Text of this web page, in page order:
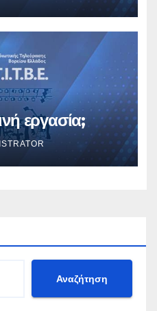
εργασία;
Αναζήτηση